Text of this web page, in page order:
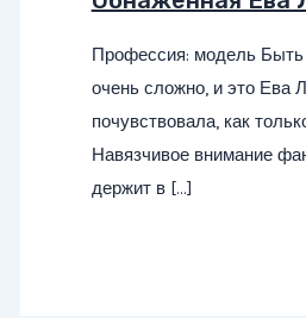
Профессия: модель Быть
очень сложно, и это Ева
почувствовала, как
Навязчивое внимание
держит в […]